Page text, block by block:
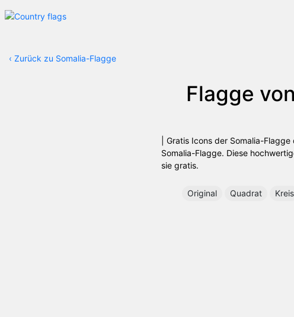
‹ Zurück zu Somalia-Flagge
Flagge von
| Gratis Icons der Somalia-
Somalia-Flagge. Diese
sie gratis.
Original Quadrat Kreis